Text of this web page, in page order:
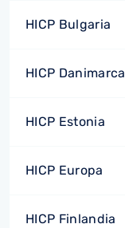
HICP Bulgaria
HICP Danimarca
HICP Estonia
HICP Europa
HICP Finlandia